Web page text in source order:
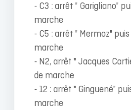
- C3 : arrêt " Garigliano"
marche
- C5 : arrêt " Mermoz"
marche
- N2, arrêt " Jacques
de marche
- 12 : arrêt " Ginguené"
marche